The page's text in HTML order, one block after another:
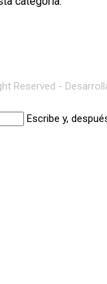
Reserved -
Escribe y,